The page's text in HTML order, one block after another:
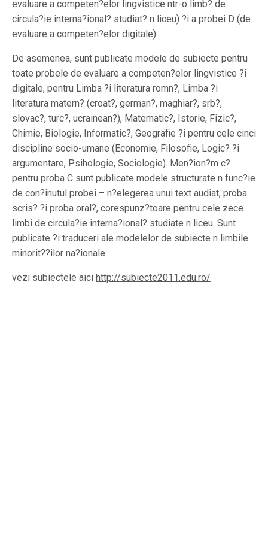
evaluare a competen?elor lingvistice ntr-o limb? de
circula?ie interna?ional? studiat? n liceu) ?i a probei D (de
evaluare a competen?elor digitale).
De asemenea, sunt publicate modele de subiecte pentru
toate probele de evaluare a competen?elor lingvistice ?i
digitale, pentru Limba ?i literatura romn?, Limba ?i
literatura matern? (croat?, german?, maghiar?, srb?,
slovac?, turc?, ucrainean?), Matematic?, Istorie, Fizic?,
Chimie, Biologie, Informatic?, Geografie ?i pentru cele cinci
discipline socio-umane (Economie, Filosofie, Logic? ?i
argumentare, Psihologie, Sociologie). Men?ion?m c?
pentru proba C sunt publicate modele structurate n func?ie
de con?inutul probei – n?elegerea unui text audiat, proba
scris? ?i proba oral?, corespunz?toare pentru cele zece
limbi de circula?ie interna?ional? studiate n liceu. Sunt
publicate ?i traduceri ale modelelor de subiecte n limbile
minorit??ilor na?ionale.
vezi subiectele aici http://subiecte2011.edu.ro/